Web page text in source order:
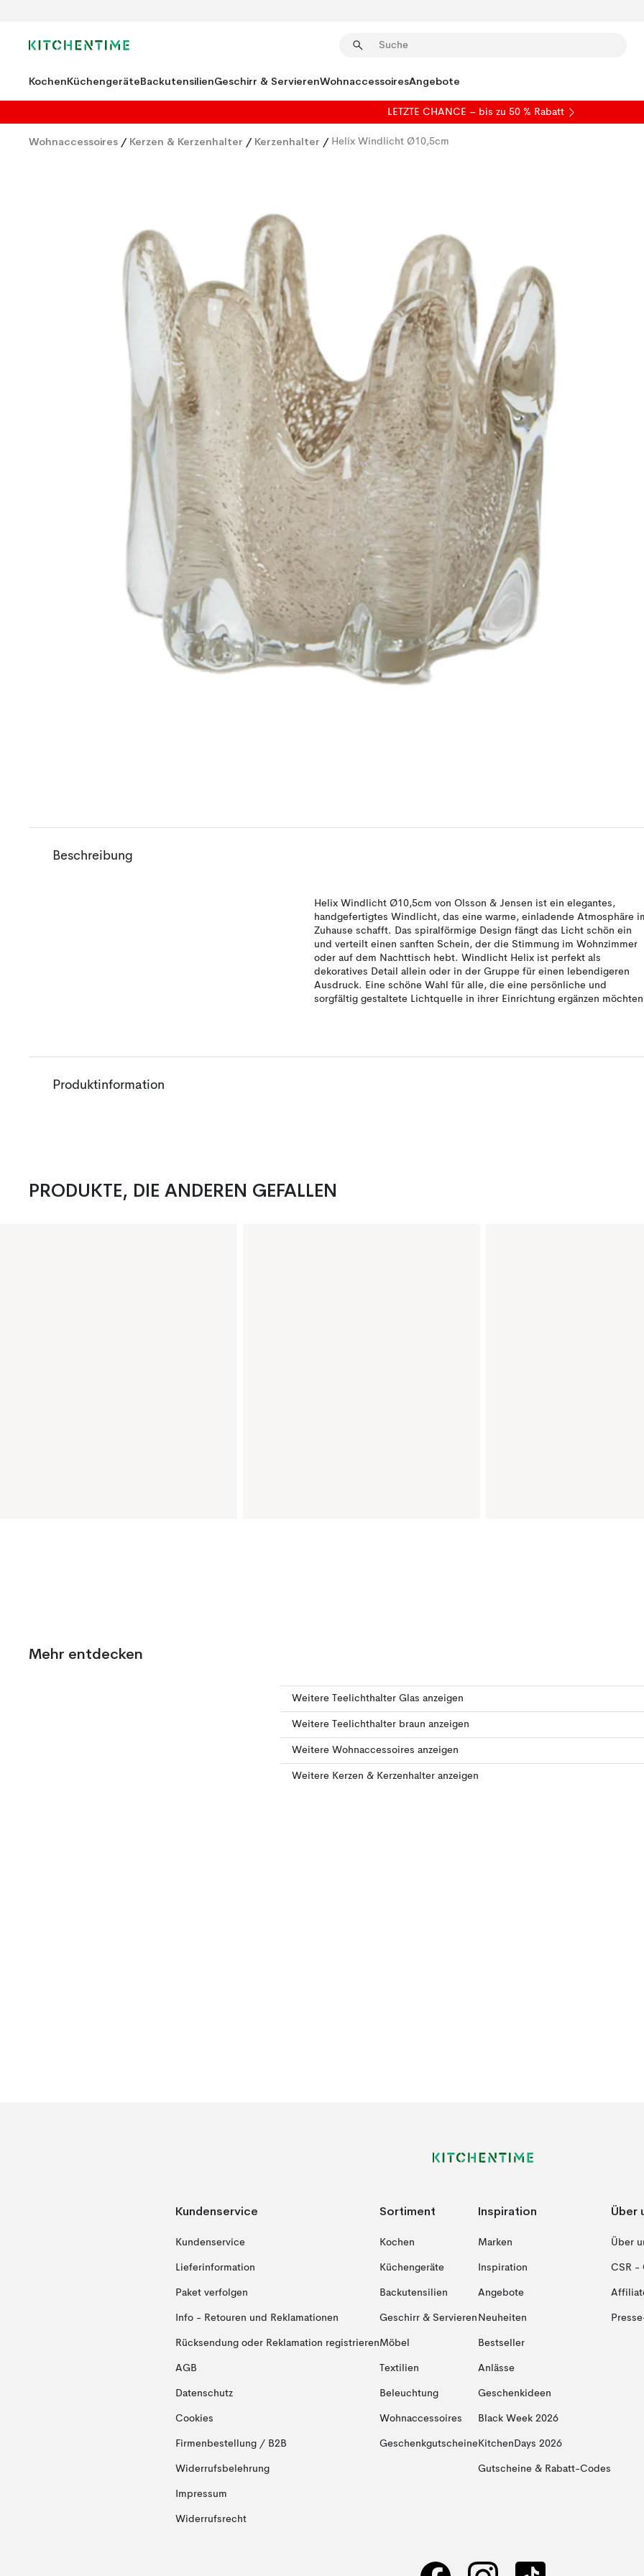
KochenKüchengeräteBackutensilienGeschirr & ServierenWohnaccessoiresAngebote
LETZTE CHANCE – bis zu 50 % Rabatt
Wohnaccessoires / Kerzen & Kerzenhalter / Kerzenhalter / Helix Windlicht Ø10,5cm
Beschreibung
Helix Windlicht Ø10,5cm von Olsson & Jensen ist ein elegantes,
handgefertigtes Windlicht, das eine warme, einladende Atmosphäre
Zuhause schafft. Das spiralförmige Design fängt das Licht schön ein
und verteilt einen sanften Schein, der die Stimmung im Wohnzimmer
oder auf dem Nachttisch hebt. Windlicht Helix ist perfekt als
dekoratives Detail allein oder in der Gruppe für einen lebendigeren
Ausdruck. Eine schöne Wahl für alle, die eine persönliche und
sorgfältig gestaltete Lichtquelle in ihrer Einrichtung ergänzen
Produktinformation
PRODUKTE, DIE ANDEREN GEFALLEN
Mehr entdecken
Weitere Teelichthalter Glas anzeigen
Weitere Teelichthalter braun anzeigen
Weitere Wohnaccessoires anzeigen
Weitere Kerzen & Kerzenhalter anzeigen
Kundenservice
Kundenservice
Lieferinformation
Paket verfolgen
Info - Retouren und Reklamationen
Rücksendung oder Reklamation registrieren
AGB
Datenschutz
Cookies
Firmenbestellung / B2B
Widerrufsbelehrung
Impressum
Widerrufsrecht
Sortiment
Kochen
Küchengeräte
Backutensilien
Geschirr & Servieren
Möbel
Textilien
Beleuchtung
Wohnaccessoires
Geschenkgutscheine
Inspiration
Marken
Inspiration
Angebote
Neuheiten
Bestseller
Anlässe
Geschenkideen
Black Week 2026
KitchenDays 2026
Gutscheine & Rabatt-Codes
Über
Über
CSR -